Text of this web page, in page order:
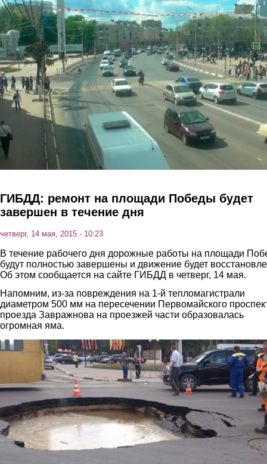
Перейти к основному содержанию
ГИБДД: ремонт на площади Победы будет
завершен в течение дня
четверг, 14 мая, 2015 - 10:23
В течение рабочего дня дорожные работы на площади
будут полностью завершены и движение будет
Об этом сообщается на сайте ГИБДД в четверг, 14 мая.
Напомним, из-за повреждения на 1-й тепломагистрали
диаметром 500 мм на пересечении Первомайского
проезда Завражнова на проезжей части образовалась
огромная яма.
1.jpg